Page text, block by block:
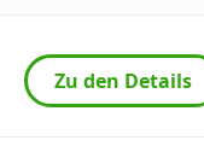
Zu den Details